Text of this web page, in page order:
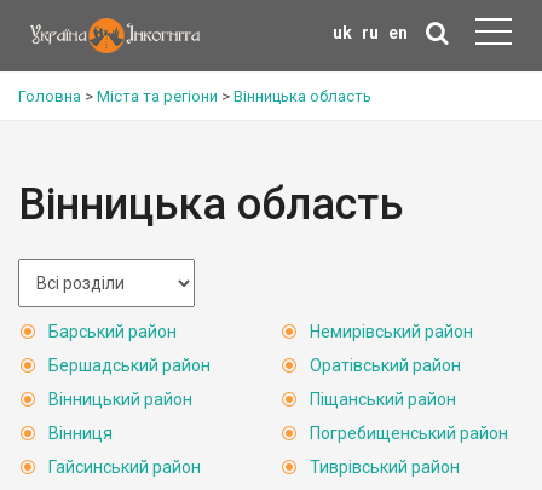
uk ru en
Головна > Міста та регіони > Вінницька область
Вінницька область
Барський район
Бершадський район
Вінницький район
Вінниця
Гайсинський район
Немирівський район
Оратівський район
Піщанський район
Погребищенський район
Тиврівський район